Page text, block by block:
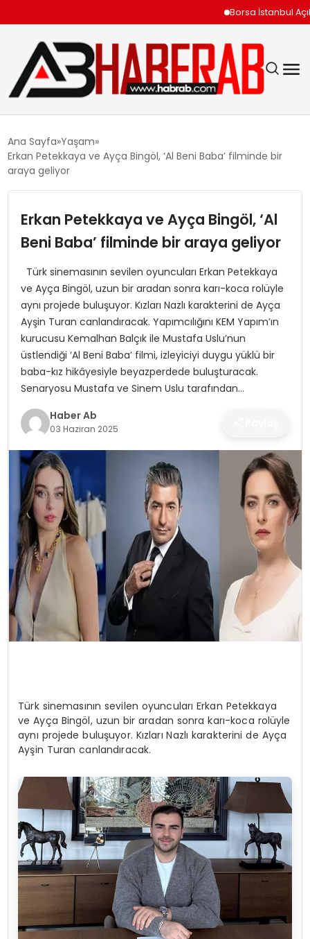
Borsa İstanbul
EKONOMI
TEKNOLOJI
SPOR
SAĞLIK
MAGAZIN
YAŞAM
Ana Sayfa Yaşam
Erkan Petekkaya ve Ayça Bingöl, ‘Al Beni Baba’ filminde bir
araya geliyor
Erkan Petekkaya ve Ayça Bingöl, ‘Al
Beni Baba’ filminde bir araya geliyor
Türk sinemasının sevilen oyuncuları Erkan Petekkaya
ve Ayça Bingöl, uzun bir aradan sonra karı-koca rolüyle
aynı projede buluşuyor. Kızları Nazlı karakterini de Ayça
Ayşin Turan canlandıracak. Yapımcılığını KEM Yapım’ın
kurucusu Kemalhan Balçık ile Mustafa Uslu’nun
üstlendiği ‘Al Beni Baba’ filmi, izleyiciyi duygu yüklü bir
baba-kız hikâyesiyle beyazperdede buluşturacak.
Senaryosu Mustafa ve Sinem Uslu tarafından…
Haber Ab
03 Haziran 2025
Türk sinemasının sevilen oyuncuları Erkan Petekkaya
ve Ayça Bingöl, uzun bir aradan sonra karı-koca rolüyle
aynı projede buluşuyor. Kızları Nazlı karakterini de Ayça
Ayşin Turan canlandıracak.